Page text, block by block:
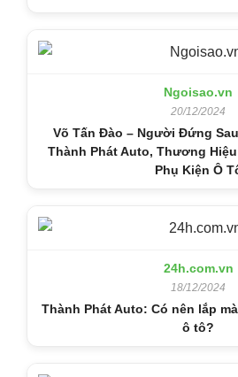
Ngoisao.vn
20/12/2024
Võ Tấn Đào – Người Đứng
Thành Phát Auto, Thương
Phụ Kiện Ô
24h.com.vn
18/12/2024
Thành Phát Auto: Có nên lắp
ô tô?